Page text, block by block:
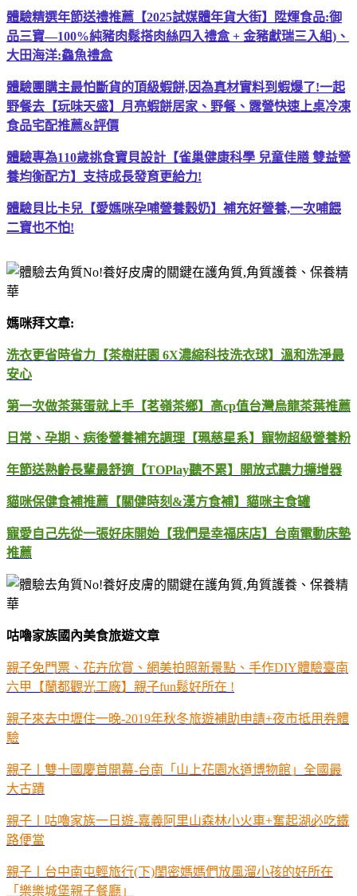
體驗精選年節送禮推薦【2025試媒體年貨大街】陞煇食品:御
品三寶—100%純豬肉鬆搭肉絲四入禮盒 + 金豬獻瑞三入組)、
大田海洋:鱻魚禮盒
體驗團購主最怕斷貨的頂級蝦餅,因為真材實料到蝦爆了!一起
野餐去【玩味天盛】月亮蝦餅居家、野餐、露營快速上桌冷凍
食品宅配推薦&評價
體驗專為110歲挑食寶貝設計【雀巢健康科學 兒童佳膳 雙益營
養均衡配方】支持成長發育更給力!
體驗貝比卡兒【愛媽咪孕哺營養穀奶】補充好營養,一次哺餵
二寶也不怕!
媽咪拜文章:
洗衣更省時省力【茶樹莊園 6X濃縮科技洗衣球】溫和洗淨最
安心
第一次做茶葉蛋就上手【茗嶺茶鄉】高cp值台灣烏龍茶葉推薦
日常、孕期、病後營養補充調理【珮慈星系】寵物超級營養粉
年節送熟齡長輩最舒適【TOPlay聽不累】開放式聽力擴增器
貓咪保健食補推薦【關健時刻&漢方食補】貓咪主食罐
寵愛自己先從一張好床開始【我們是幸福床店】台南電動床墊
推薦
咕嚕家族國內美食旅遊文章
親子免門票、花卉欣賞、網美拍照新景點、手作DIY體驗臺南
六甲【蘭都觀光工廠】親子fun鬆好所在 !
親子來去中壢住一晚-2019年秋冬旅遊補助申請+夜市抵用券體
驗
親子丨雙十國慶首開幕-台南「山上花園水道博物館」全國最
大古蹟
親子丨咕嚕家族一日遊-嘉義阿里山森林小火車+奮起湖必吃鐵
路便當
親子丨台中南屯輕旅行(下)閨密媽媽們放風溜小孩的好所在
「樂樂城堡親子餐廳」